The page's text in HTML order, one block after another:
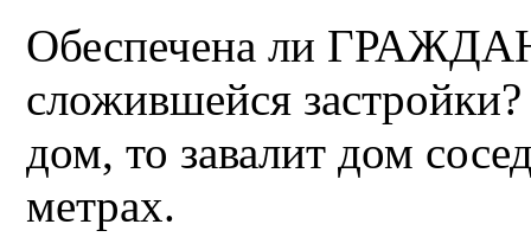
Обеспечена ли
сложившейся
дом, то завалит дом
метрах.